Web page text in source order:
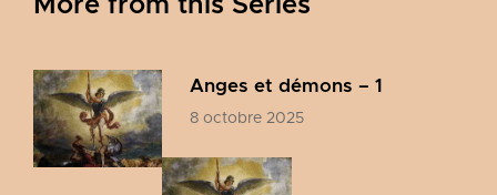
More from this Series
Anges et démons – 1
8 octobre 2025